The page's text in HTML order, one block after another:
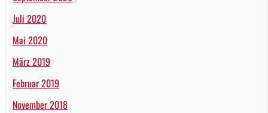
Juli 2020
Mai 2020
März 2019
Februar 2019
November 2018